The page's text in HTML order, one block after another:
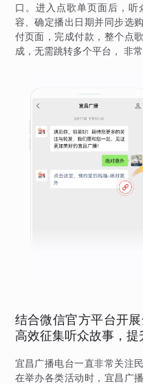
口。进入点歌单页面后，
容、确定播出日期并同步选
付页面，完成付款，整个点
成，无需跳转多个平台， 非常
结合微信官方平台开
高效征集听众故事，
宜昌广播电台一直非常关注
在举办各类活动时，宜昌广